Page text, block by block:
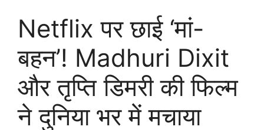
Netflix पर छाई ‘मां-
बहन’! Madhuri Dixit
और तृप्ति डिमरी की फिल्म
ने दुनिया भर में मचाया